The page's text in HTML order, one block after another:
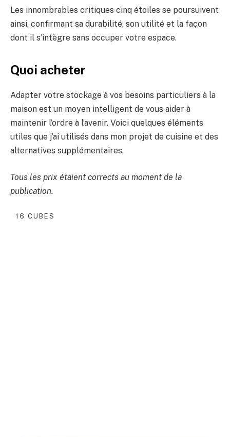
Les innombrables critiques cinq étoiles se poursuivent
ainsi, confirmant sa durabilité, son utilité et la façon
dont il s’intègre sans occuper votre espace.
Quoi acheter
Adapter votre stockage à vos besoins particuliers à la
maison est un moyen intelligent de vous aider à
maintenir l’ordre à l’avenir. Voici quelques éléments
utiles que j’ai utilisés dans mon projet de cuisine et des
alternatives supplémentaires.
Tous les prix étaient corrects au moment de la
publication.
16 CUBES